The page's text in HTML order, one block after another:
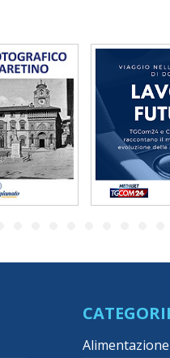
Alimentazione